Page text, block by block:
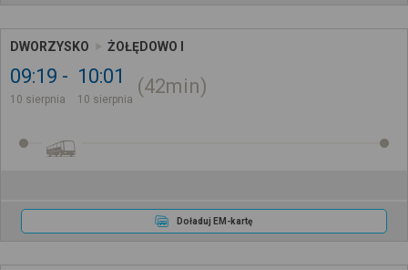
DWORZYSKO ŻOŁĘDOWO I
09:19
10 sierpnia
10:01
10 sierpnia
42min
Doładuj EM-kartę